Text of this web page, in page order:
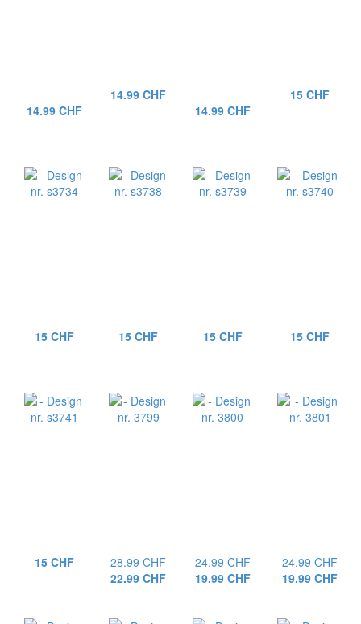
14.99 CHF
14.99 CHF
14.99 CHF
15 CHF
15 CHF 15 CHF 15 CHF 15 CHF
15 CHF
28.99 CHF
22.99 CHF
24.99 CHF
19.99 CHF
24.99 CHF
19.99 CHF